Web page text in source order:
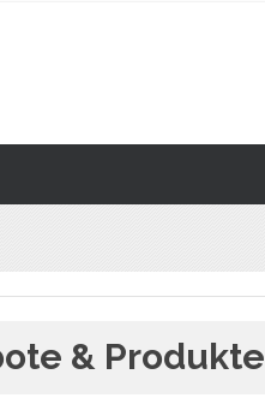
& Produkte